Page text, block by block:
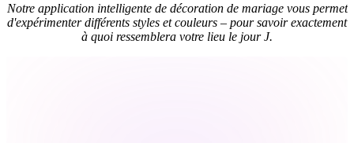
Notre application intelligente de décoration de mariage vous permet
d'expérimenter différents styles et couleurs – pour savoir exactement
à quoi ressemblera votre lieu le jour J.